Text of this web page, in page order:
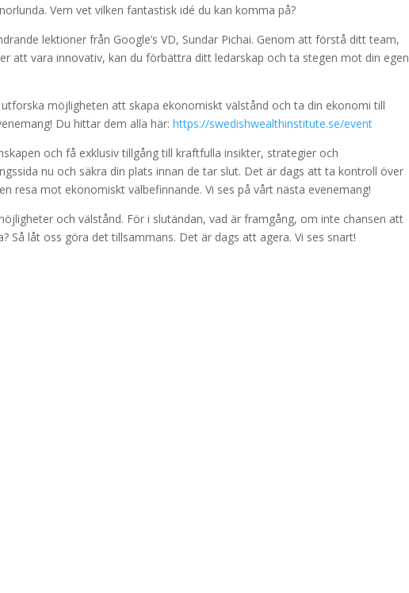
Vem vet vilken fantastisk idé du kan komma på?
lektioner från Google’s VD, Sundar Pichai. Genom att förstå ditt team,
att vara innovativ, kan du förbättra ditt ledarskap och ta stegen mot din egen
möjligheten att skapa ekonomiskt välstånd och ta din ekonomi till
Du hittar dem alla här:https://swedishwealthinstitute.se/event
och få exklusiv tillgång till kraftfulla insikter, strategier och
nu och säkra din plats innan de tar slut. Det är dags att ta kontroll över
resa mot ekonomiskt välbefinnande. Vi ses på vårt nästa evenemang!
och välstånd. För i slutändan, vad är framgång, om inte chansen att
Så låt oss göra det tillsammans. Det är dags att agera. Vi ses snart!